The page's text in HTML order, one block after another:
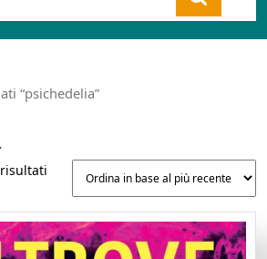
Cart
“psichedelia”
base
al
più